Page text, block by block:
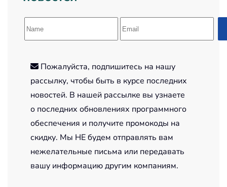
Пожалуйста, подпишитесь на нашу
рассылку, чтобы быть в курсе последних
новостей. В нашей рассылке вы узнаете
о последних обновлениях программного
обеспечения и получите промокоды на
скидку. Мы НЕ будем отправлять вам
нежелательные письма или передавать
вашу информацию другим компаниям.